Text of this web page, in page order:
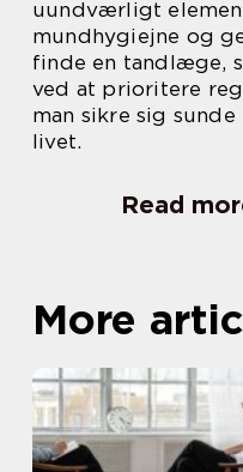
uundværligt
mundhygiejne og
finde en tandlæge,
ved at prioritere
man sikre sig
livet.
Read
More